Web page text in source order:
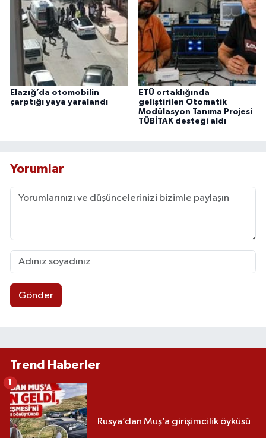
Elazığ’da otomobilin
çarptığı yaya yaralandı
ETÜ ortaklığında
geliştirilen Otomatik
Modülasyon Tanıma Projesi
TÜBİTAK desteği aldı
Yorumlar
Gönder
Trend Haberler
Rusya’dan Muş’a girişimcilik öyküsü
1